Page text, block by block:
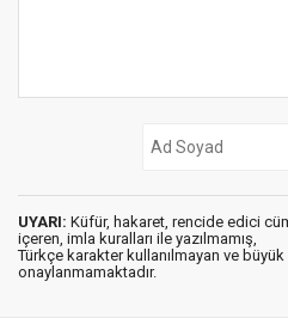
UYARI: Küfür, hakaret, rencide edici
içeren, imla kuralları ile yazılmamış,
Türkçe karakter kullanılmayan ve
onaylanmamaktadır.